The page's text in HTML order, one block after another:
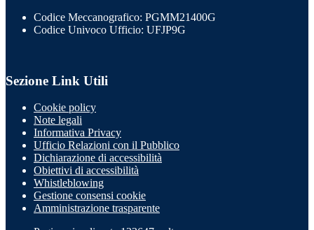
Codice Meccanografico: PGMM21400G
Codice Univoco Ufficio: UFJP9G
Sezione Link Utili
Cookie policy
Note legali
Informativa Privacy
Ufficio Relazioni con il Pubblico
Dichiarazione di accessibilità
Obiettivi di accessibilità
Whistleblowing
Gestione consensi cookie
Amministrazione trasparente